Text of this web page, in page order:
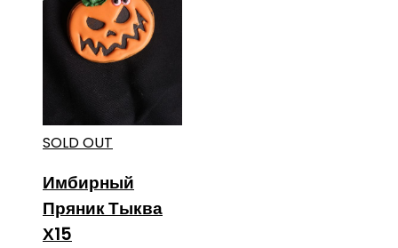
SOLD OUT
Имбирный
Пряник Тыква
Х15